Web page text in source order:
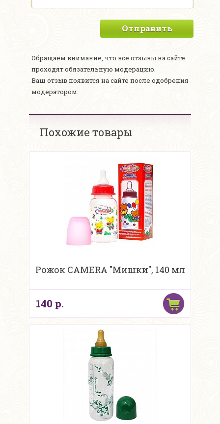
Отправить
Обращаем внимание, что все отзывы на сайте
проходят обязательную модерацию.
Ваш отзыв появится на сайте после одобрения
модератором.
Похожие товары
Рожок CAMERA "Мишки", 140 мл
140 р.